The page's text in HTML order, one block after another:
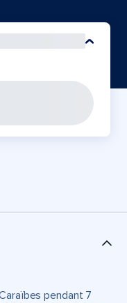
pendant 7